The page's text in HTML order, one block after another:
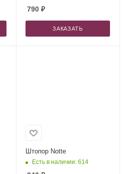
790₽
ЗАКАЗАТЬ
Штопор Notte
Есть в наличии: 614